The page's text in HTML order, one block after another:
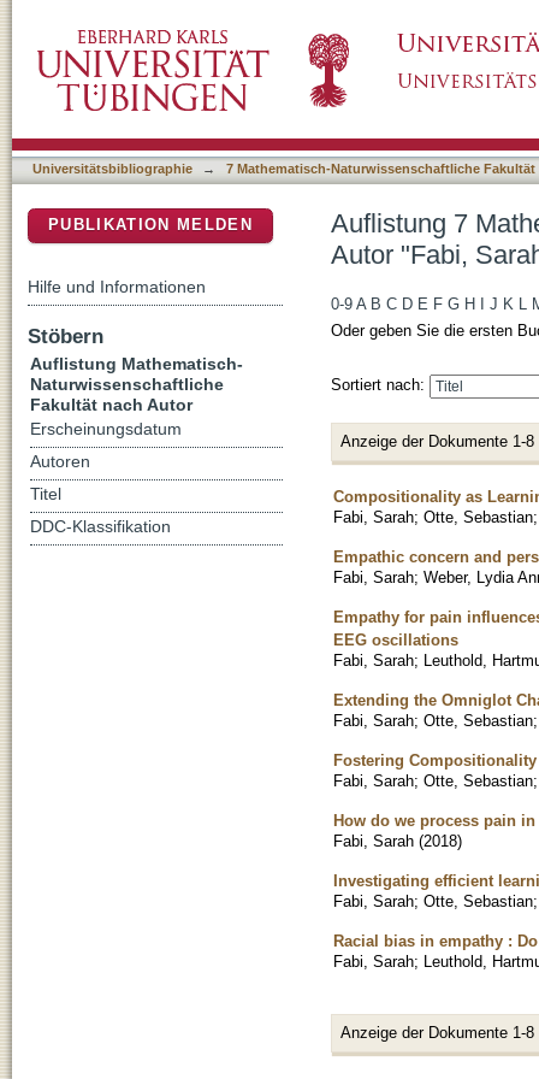
Universitätsbibliographie → 7 Mathematisch-Naturwissenschaftliche Fakultät
Auflistung 7
Autor "Fabi,
0-9 A B C D E F G H J K L
Oder geben Sie die ersten
Sortiert nach:
Anzeige der Dokumente 1-8
Compositionality as
Fabi, Sarah; Otte, Sebastian
Empathic concern and
Fabi, Sarah; Weber, Lydia
Empathy for pain
EEG oscillations
Fabi, Sarah; Leuthold,
Extending the Omniglot
Fabi, Sarah; Otte, Sebastian
Fostering
Fabi, Sarah; Otte, Sebastian
How do we process pain
Fabi, Sarah (2018)
Investigating efficient
Fabi, Sarah; Otte, Sebastian
Racial bias in empathy :
Fabi, Sarah; Leuthold,
Anzeige der Dokumente 1-8
PUBLIKATION MELDEN
Hilfe und Informationen
Stöbern
Auflistung Mathematisch-
Naturwissenschaftliche
Fakultät nach Autor
Erscheinungsdatum
Autoren
Titel
DDC-Klassifikation